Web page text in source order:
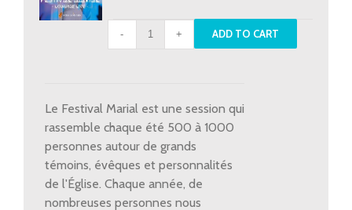
CD
Live
2017
quantity
ADD TO CART
Le Festival Marial est une session qui
rassemble chaque été 500 à 1000
personnes autour de grands
témoins, évêques et personnalités
de l'Église. Chaque année, de
nombreuses personnes nous